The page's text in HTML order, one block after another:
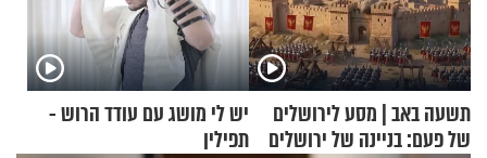
תשעה באב | מסע לירושלים
של פעם: בניינה של ירושלים
יש לי מושג עם עודד הרוש -
תפילין